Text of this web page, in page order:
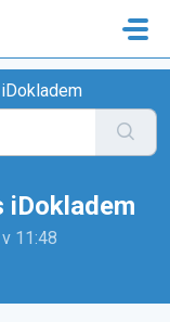
iDokladem
11:48